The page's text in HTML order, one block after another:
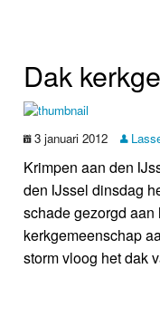
Dak
3 januari 2012
Krimpen aan den
den IJssel dinsdag
schade gezorgd
kerkgemeenschap
storm vloog het dak